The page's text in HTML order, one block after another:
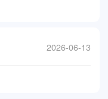
2026-06-13